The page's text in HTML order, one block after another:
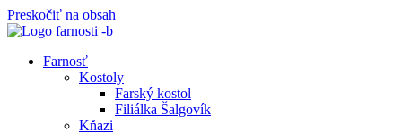
Preskočiť na obsah
Farnosť
Kostoly
Farský kostol
Filiálka Šalgovík
Kňazi